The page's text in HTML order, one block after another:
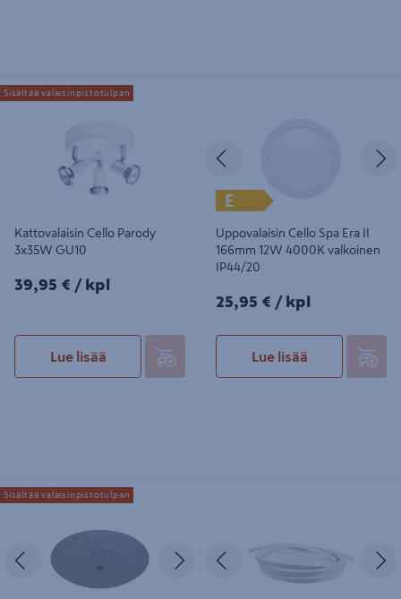
Kattovalaisin Cello Parody 3x35W
GU10
Kattovalaisin Cello Parody
3x35W GU10
39,95€/kpl
39,95 € / kpl
Lue lisää
Sisältää valaisinpistotulpan
E
Uppovalaisin Cello Spa Era II
166mm 12W 4000K valkoinen
IP44/20
25,95€/kpl
25,95 € / kpl
Lue lisää
Kattovalaisin Cello Plafond II
400mm
Edellinen Seuraava
Sisältää valaisinpistotulpan